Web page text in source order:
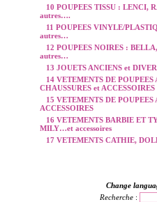
10 POUPEES TISSU : LENCI,
autres….
11 POUPEES VINYLE/
autres…
12 POUPEES NOIRES :
autres…
13 JOUETS ANCIENS et
14 VETEMENTS DE POUPEES
CHAUSSURES et ACCESSOIRES
15 VETEMENTS DE POUPEES
ACCESSOIRES
16 VETEMENTS BARBIE ET
MILY…et accessoires
17 VETEMENTS CATHIE,
Change
Recherche: